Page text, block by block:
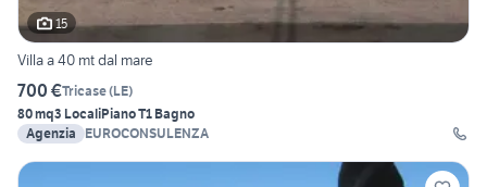
15
Villa a 40 mt dal mare
700 €Tricase(LE)
80 mq3 LocaliPiano T1 Bagno
Agenzia
EUROCONSULENZA